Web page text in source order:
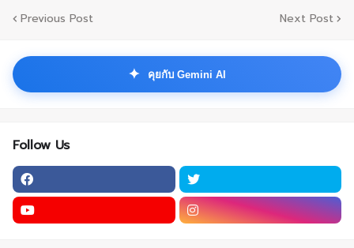
Previous Post Next Post
✦ คุยกับ Gemini AI
Follow Us